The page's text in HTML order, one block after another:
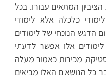
המתאים עבורו. בכל
כלכלה אלא לימודי
הדגש הנוכחי של לימודים
אלו אפשר לדעתי
מכירות כאמור מעלה
כל הנושאים האלו מביאים